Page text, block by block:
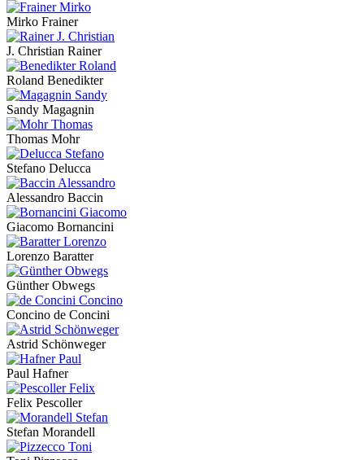
Mirko Frainer
J. Christian Rainer
Roland Benedikter
Sandy Magagnin
Thomas Mohr
Stefano Delucca
Alessandro Baccin
Giacomo Bornancini
Lorenzo Baratter
Günther Obwegs
Concino de Concini
Astrid Schönweger
Paul Hafner
Felix Pescoller
Stefan Morandell